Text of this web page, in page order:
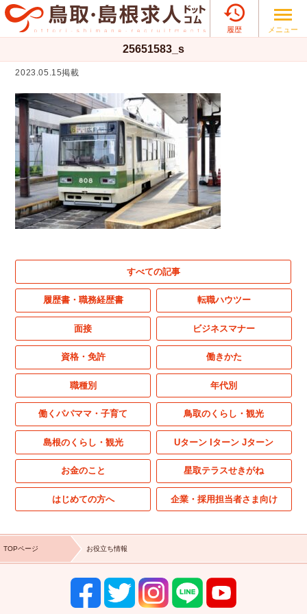

履歴 メニュー
25651583_s
2023.05.15掲載
すべての記事
履歴書・職務経歴書 転職ハウツー
面接 ビジネスマナー
資格・免許 働きかた
職種別 年代別
働くパパママ・子育て 鳥取のくらし・観光
島根のくらし・観光 Uターン Iターン Jターン
お金のこと 星取テラスせきがね
はじめての方へ 企業・採用担当者さま向け
TOPページ お役立ち情報